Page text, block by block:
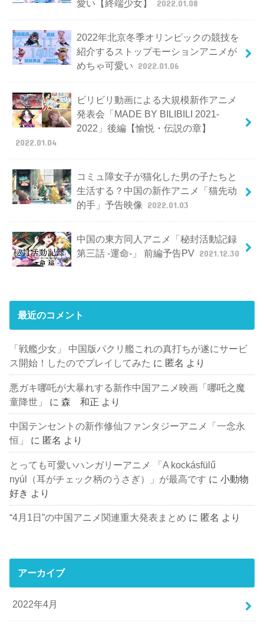
愛い【終端少女】
2022.01.08
2022年北京冬季オリンピックの競技を
紹介するストップモーションアニメが
めちゃ可愛い 2022.01.06
ビリビリ動画による大規模新作アニメ
発表会「MADE BY BILIBILI 2021-
2022」後編【愉悦・伝説の章】
2022.01.04
コミュ障女子が猫化した男の子たちと
生活する？中国の新作アニメ「猫先动
的手」予告映像
2022.01.03
中国の東方同人アニメ「秘封活動記録
第三話 -運命-」 前編予告PV 2021.12.30
最近のコメント
「戦艦少女」 中国版パクリ艦これの真打ちが遂にサービ
ス開始！したのでプレイしてみた に 匿名 より
悪ガキ哪吒が大暴れする新作中国アニメ映画「哪吒之魔
童降世」
に森 和正 より
中国テンセントの新作修仙ファンタジーアニメ「一念永
恒」
に 匿名 より
とっても可愛いハンガリーアニメ 「A kockásfülű
nyúl（耳がチェック柄のうさぎ）」が最高です に小動物
好き より
“4月1日”の中国アニメ関連重大発表まとめ に 匿名 より
アーカイブ
2022年4月